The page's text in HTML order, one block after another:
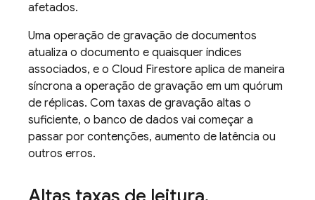
afetados.
Uma operação de gravação de documentos
atualiza o documento e quaisquer índices
associados, e o Cloud Firestore aplica de maneira
síncrona a operação de gravação em um quórum
de réplicas. Com taxas de gravação altas o
suficiente, o banco de dados vai começar a
passar por contenções, aumento de latência ou
outros erros.